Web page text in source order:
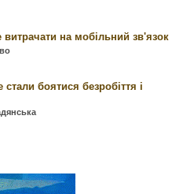
витрачати на мобільний зв'язок
стали боятися безробіття і